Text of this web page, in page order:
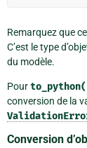
Remarquez que
C’est le type
du modèle.
Pour
conversion de la
Conversion